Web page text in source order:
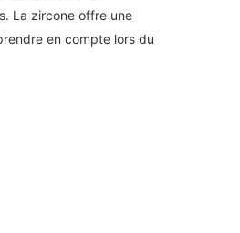
La zircone offre une
en compte lors du